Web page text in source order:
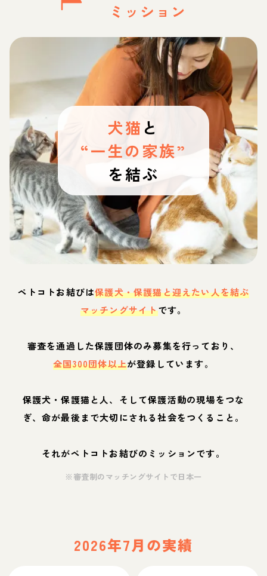
ミッション
犬猫 と
“一生の家族”
を結ぶ
ペトコトお結びは保護犬・保護猫と迎えたい人を結ぶ
マッチングサイトです。
審査を通過した保護団体のみ募集を行っており、
全国300団体以上が登録しています。
保護犬・保護猫と人、そして保護活動の現場をつな
ぎ、命が最後まで大切にされる社会をつくること。
それがペトコトお結びのミッションです。
※審査制のマッチングサイトで日本一
2026年7月の実績